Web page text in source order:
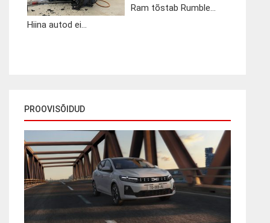
Hiina autod ei...
Ram tõstab Rumble...
PROOVISÕIDUD